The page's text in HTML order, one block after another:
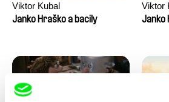
Viktor Kubal
Janko Hraško a bacily
Viktor
Janko